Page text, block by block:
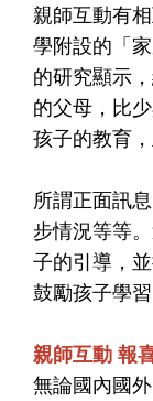
親師互動有
學附設的「
的研究顯示
的父母，比
孩子的教育，
所謂正面訊
步情況等等
子的引導，
鼓勵孩子學習
親師互動 報
無論國內國